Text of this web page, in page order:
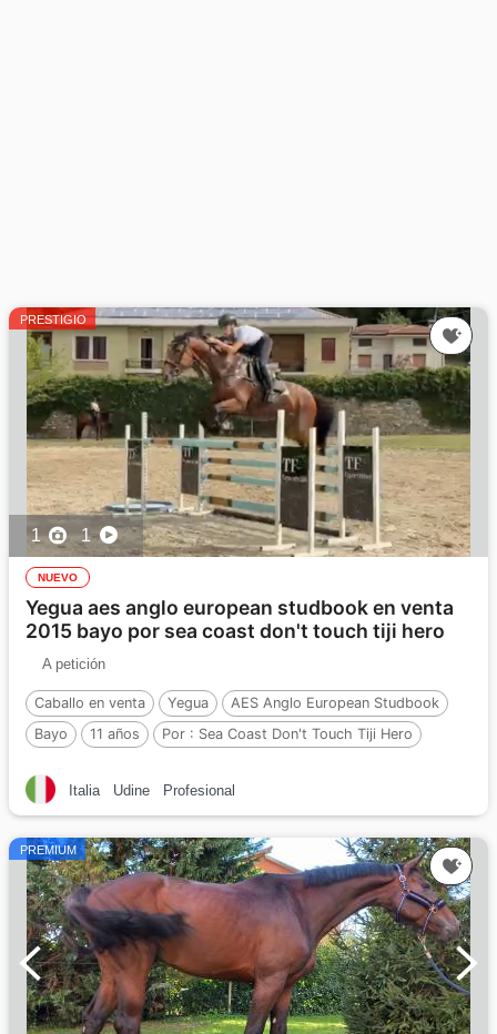
PRESTIGIO
1 1
NUEVO
Yegua aes anglo european studbook en venta
2015 bayo por sea coast don't touch tiji hero
A petición
Caballo en venta Yegua
AES Anglo European Studbook
Bayo
11 años Por : Sea Coast Don't Touch Tiji Hero
Italia Udine Profesional
PREMIUM